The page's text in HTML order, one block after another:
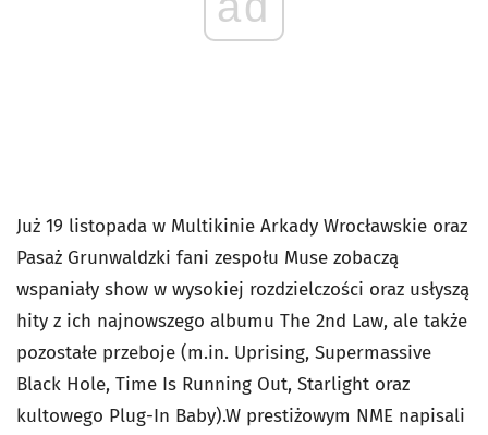
Już 19 listopada w Multikinie Arkady Wrocławskie oraz
Pasaż Grunwaldzki fani zespołu Muse zobaczą
wspaniały show w wysokiej rozdzielczości oraz usłyszą
hity z ich najnowszego albumu The 2nd Law, ale także
pozostałe przeboje (m.in. Uprising, Supermassive
Black Hole, Time Is Running Out, Starlight oraz
kultowego Plug-In Baby).W prestiżowym NME napisali